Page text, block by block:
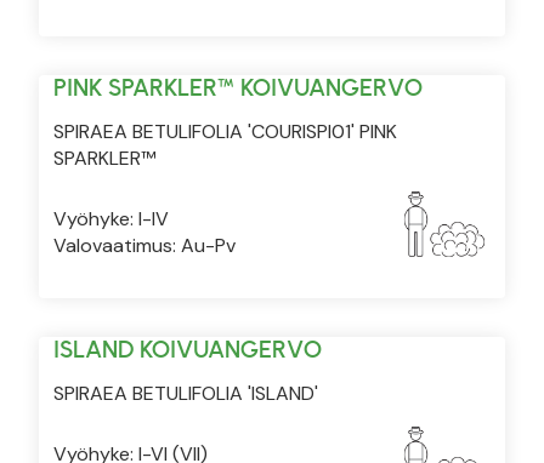
PINK SPARKLER™ KOIVUANGERVO
SPIRAEA BETULIFOLIA 'COURISPI01' PINK
SPARKLER™
Vyöhyke: I-IV
Valovaatimus: Au-Pv
ISLAND KOIVUANGERVO
SPIRAEA BETULIFOLIA 'ISLAND'
Vyöhyke: I-VI (VII)